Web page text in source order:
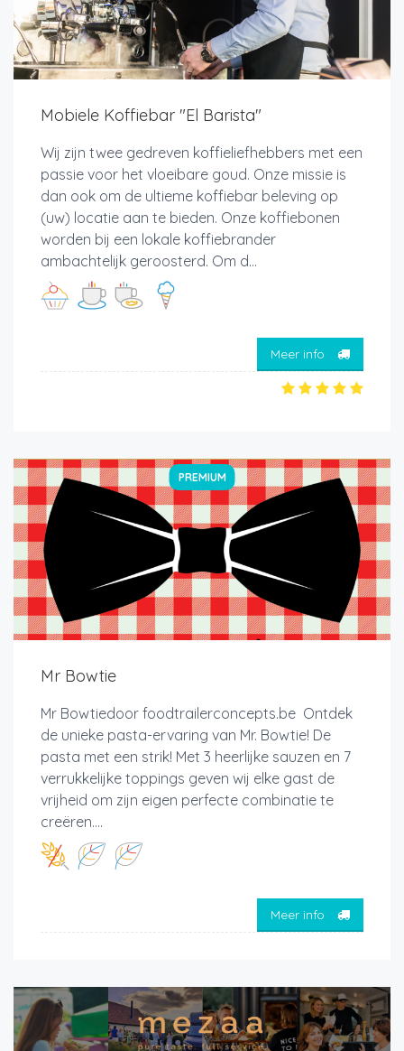
Mobiele Koffiebar "El Barista"
Wij zijn twee gedreven koffieliefhebbers met een
passie voor het vloeibare goud. Onze missie is
dan ook om de ultieme koffiebar beleving op
(uw) locatie aan te bieden. Onze koffiebonen
worden bij een lokale koffiebrander
ambachtelijk geroosterd. Om d...
Meer info
PREMIUM
Mr Bowtie
Mr Bowtiedoor foodtrailerconcepts.be Ontdek
de unieke pasta-ervaring van Mr. Bowtie! De
pasta met een strik! Met 3 heerlijke sauzen en 7
verrukkelijke toppings geven wij elke gast de
vrijheid om zijn eigen perfecte combinatie te
creëren....
Meer info